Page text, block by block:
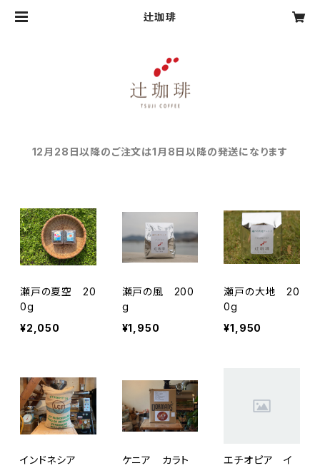
辻珈琲
12月28日以降のご注文は1月8日以降の発送になります
瀬戸の夏空 20
0g
¥2,050
瀬戸の風 200
g
¥1,950
瀬戸の大地 20
0g
¥1,950
インドネシア
ケニア カラト
エチオピア イ